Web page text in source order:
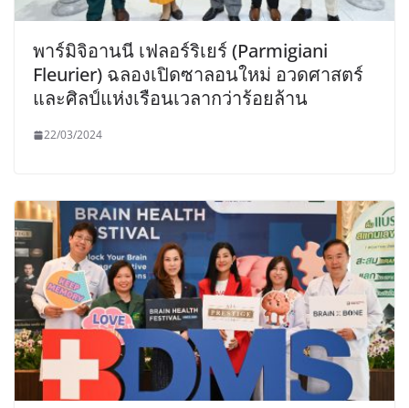
พาร์มิจิอานนี เฟลอร์ริเยร์ (Parmigiani
Fleurier) ฉลองเปิดซาลอนใหม่ อวดศาสตร์
และศิลป์แห่งเรือนเวลากว่าร้อยล้าน
22/03/2024